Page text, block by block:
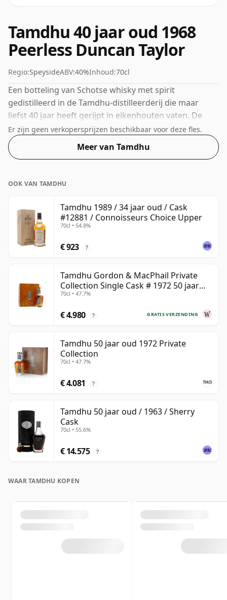
Tamdhu 40 jaar oud 1968
Peerless Duncan Taylor
Regio:SpeysideABV:40%Inhoud:70cl
Een botteling van Schotse whisky met spirit
gedistilleerd in de Tamdhu-distilleerderij die maar
liefst 40 jaar heeft gerijpt in eikenhouten vaten. De
bottelsterkte van deze whisky is 40%, wat aan de
onderkant van de schaal voor whisky's ligt. Hoewel
veel consumenten er tegenwoordig op aandringen dat
nog steeds enkele fijne whisky's met een lagere
Er zijn geen verkopersprijzen beschikbaar voor deze fles.
Meer van Tamdhu
OOK VAN TAMDHU
Tamdhu 1989 / 34 jaar oud / Cask
#12881 / Connoisseurs Choice Upper
70cl • 54.8%
€ 923 ?
Tamdhu Gordon & MacPhail Private
Collection Single Cask # 1972 50 jaar
oud
70cl • 47.7%
GRATIS VERZENDING
€ 4.980 ?
Tamdhu 50 jaar oud 1972 Private
Collection
70cl • 47.7%
€ 4.081 ?
Tamdhu 50 jaar oud / 1963 / Sherry
Cask
70cl • 55.6%
€ 14.575 ?
WAAR TAMDHU KOPEN